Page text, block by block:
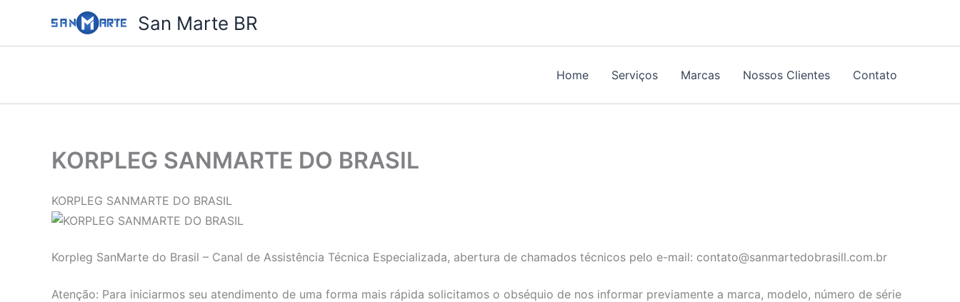
o
San Marte BR
Home Serviços Marcas Nossos Clientes Contato
KORPLEG SANMARTE DO BRASIL
KORPLEG SANMARTE DO BRASIL
Korpleg SanMarte do Brasil – Canal de Assistência Técnica Especializada, abertura de chamados técnicos pelo e-mail: contato@sanmartedobrasill.com.br
Atenção: Para iniciarmos seu atendimento de uma forma mais rápida solicitamos o obséquio de nos informar previamente a marca, modelo, número de série